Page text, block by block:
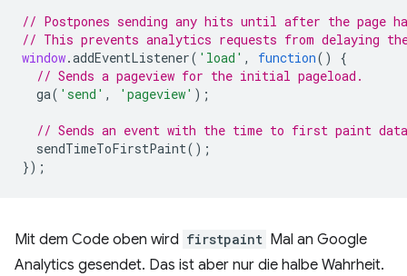
// Postpones sending any hits until after the page
// This prevents analytics requests from delaying
window.addEventListener( 'load' , function()
{
// Sends a pageview for the initial pageload.
ga( 'send' , 'pageview' );
// Sends an event with the time to first paint
sendTimeToFirstPaint();
});
Mit dem Code oben wird firstpaint Mal an Google
Analytics gesendet. Das ist aber nur die halbe Wahrheit.